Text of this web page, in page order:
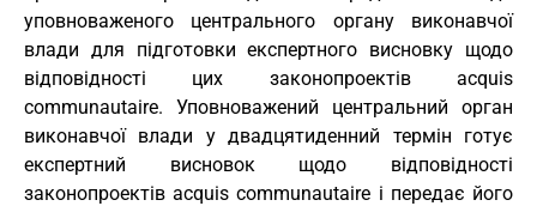
уповноваженого центрального органу виконавчої
влади для підготовки експертного висновку щодо
відповідності цих законопроектів acquis
communautaire. Уповноважений центральний орган
виконавчої влади у двадцятиденний термін готує
експертний висновок щодо відповідності
законопроектів acquis communautaire і передає його